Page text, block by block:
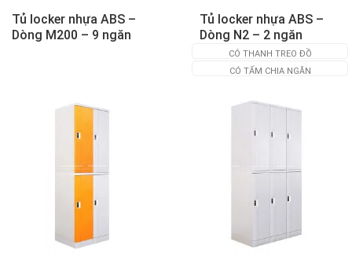
Tủ locker nhựa ABS –
Dòng M200 – 9 ngăn
Tủ locker nhựa ABS –
Dòng N2 – 2 ngăn
CÓ THANH TREO ĐỒ
CÓ TẤM CHIA NGĂN